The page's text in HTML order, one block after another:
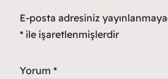
E-posta adresiniz
* ile işaretlenmişlerdir
Yorum *